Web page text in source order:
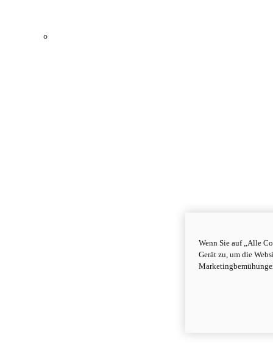
Wenn Sie auf „Alle
Gerät zu, um die